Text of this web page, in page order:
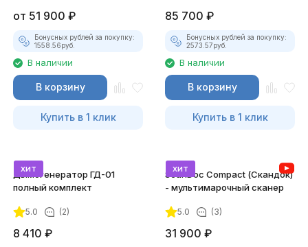
от 51 900 ₽
Бонусных рублей за покупку:
1558.56руб.
В наличии
В корзину
Купить в 1 клик
85 700 ₽
Бонусных рублей за покупку:
2573.57руб.
В наличии
В корзину
Купить в 1 клик
хит
Дымогенератор ГД-01
полный комплект
5.0 (2)
8 410 ₽
хит
ScanDoc Compact (Скандок)
- мультимарочный сканер
5.0 (3)
31 900 ₽